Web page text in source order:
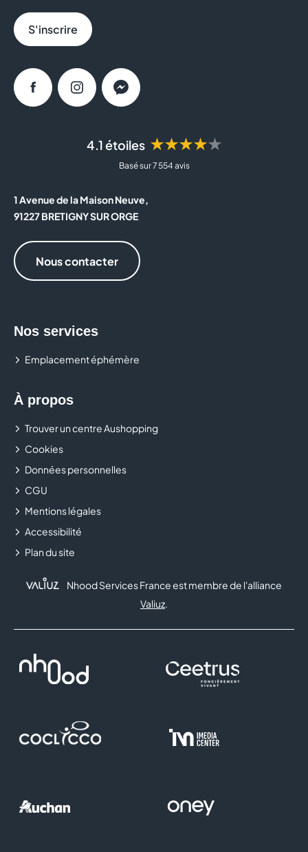
4.1 étoiles ★★★★★
Basé sur 7 554 avis
1 Avenue de la Maison Neuve,
91227 BRETIGNY SUR ORGE
Nous contacter
Nos services
Emplacement éphémère
À propos
Trouver un centre Aushopping
Cookies
Données personnelles
CGU
Mentions légales
Accessibilité
Plan du site
S'inscrire
FacebookInstagramMessenger
Nhood Services France est membre de l'alliance
Valiuz.